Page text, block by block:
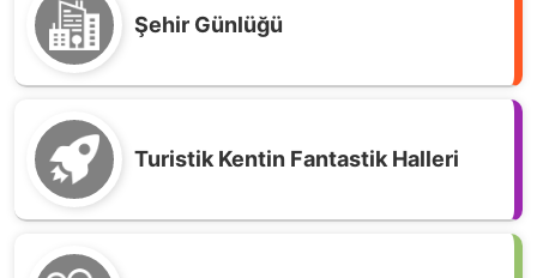
Şehir Günlüğü
Turistik Kentin Fantastik Halleri